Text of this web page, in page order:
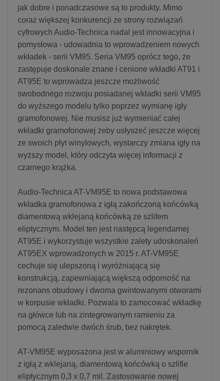
jak dobre i ponadczasowe są to produkty. Mimo
coraz większej konkurencji ze strony rozwiązań
cyfrowych Audio-Technica nadal jest innowacyjna i
pomysłowa - udowadnia to wprowadzeniem nowych
wkładek - serii VM95. Seria VM95 oprócz tego, że
zastępuje doskonale znane i cenione wkładki AT91 i
AT95E to wprowadza jeszcze możliwość
swobodnego rozwoju posiadanej wkładki serii VM95
do wyższego modelu tylko poprzez wymianę igły
gramofonowej. Nie musisz już wymieniać całej
wkładki gramofonowej żeby usłyszeć jeszcze więcej
ze swoich płyt winylowych, wystarczy zmiana igły na
wyższy model, który odczyta więcej informacji z
czarnego krążka.
Audio-Technica AT-VM95E to nowa podstawowa
wkładka gramofonowa z igłą zakończoną końcówką
diamentową wklejaną końcówką ze szlifem
eliptycznym. Model ten jest następcą legendarnej
AT95E i wykorzystuje wszystkie zalety udoskonaleń
AT95EX wprowadzonych w 2015 r. AT-VM95E
cechuje się ulepszoną i wyróżniającą się
konstrukcją, zapewniającą większą odporność na
rezonans obudowy i dwoma gwintowanymi otworami
w korpusie wkładki. Pozwala to zamocować wkładkę
na główce lub na zintegrowanym ramieniu za
pomocą zaledwie dwóch śrub, bez nakrętek.
AT-VM95E wyposażona jest w aluminiowy wspornik
z igłą z wklejaną, diamentową końcówką o szlifie
eliptycznym 0,3 x 0,7 mil. Zastosowanie nowej